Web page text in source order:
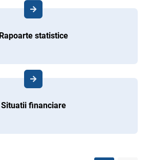
Rapoarte statistice
Situatii financiare